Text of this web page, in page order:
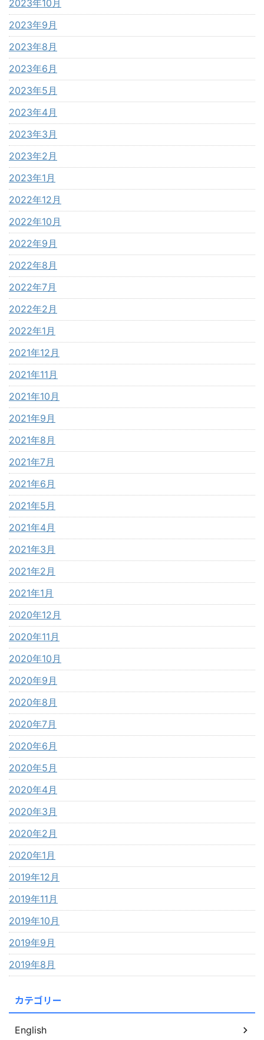
2023年10月
2023年9月
2023年8月
2023年6月
2023年5月
2023年4月
2023年3月
2023年2月
2023年1月
2022年12月
2022年10月
2022年9月
2022年8月
2022年7月
2022年2月
2022年1月
2021年12月
2021年11月
2021年10月
2021年9月
2021年8月
2021年7月
2021年6月
2021年5月
2021年4月
2021年3月
2021年2月
2021年1月
2020年12月
2020年11月
2020年10月
2020年9月
2020年8月
2020年7月
2020年6月
2020年5月
2020年4月
2020年3月
2020年2月
2020年1月
2019年12月
2019年11月
2019年10月
2019年9月
2019年8月
カテゴリー
English